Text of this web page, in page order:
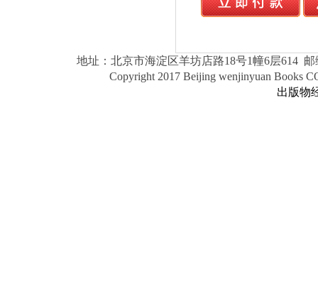
地址：北京市海淀区羊坊店路18号1幢6层614
Copyright 2017 Beijing wenjinyuan Books
出版物